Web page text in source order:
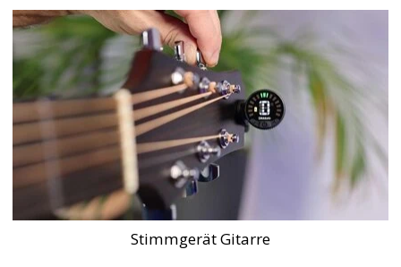
Stimmgerät Gitarre